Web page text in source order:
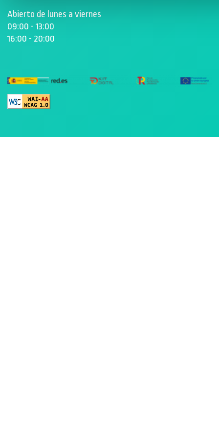
Abierto de lunes a viernes
09:00 - 13:00
16:00 - 20:00